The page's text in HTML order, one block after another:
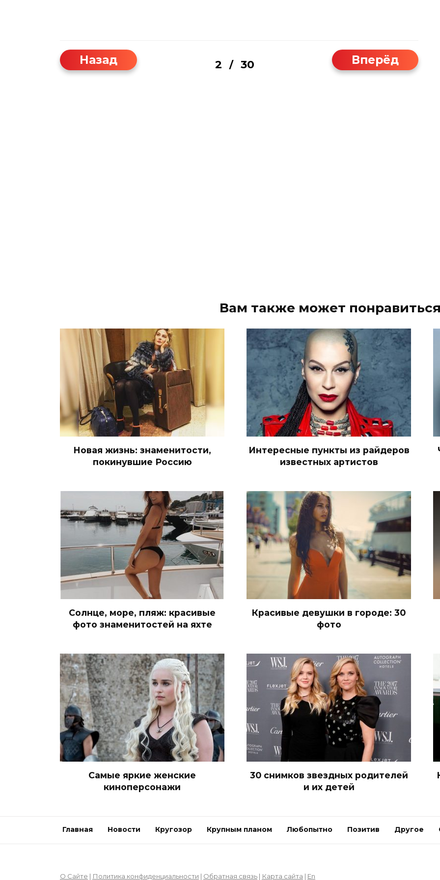
Назад Вперёд
2 / 30
Вам также может
Новая жизнь: знаменитости,
покинувшие Россию
Интересные пункты из райдеров
известных артистов
Солнце, море, пляж: красивые
фото знаменитостей на яхте
Красивые девушки в городе: 30
фото
Самые яркие женские
киноперсонажи
30 снимков звездных родителей
и их детей
Главная Новости Кругозор Крупным планом Любопытно Позитив Другое
О Сайте | Политика конфиденциальности | Обратная связь | Карта сайта | En